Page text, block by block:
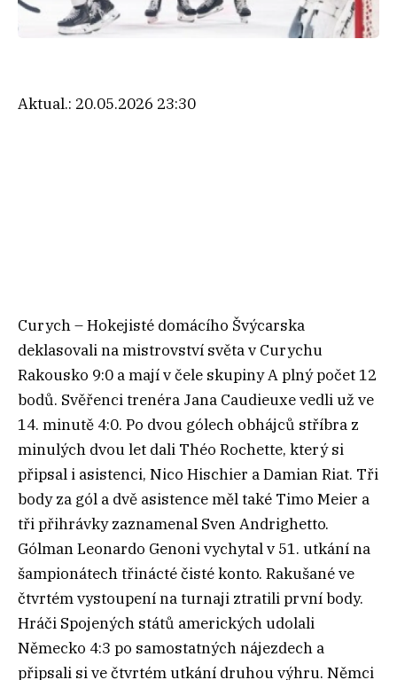
Aktual.: 20.05.2026 23:30
Curych – Hokejisté domácího Švýcarska
deklasovali na mistrovství světa v Curychu
Rakousko 9:0 a mají v čele skupiny A plný počet 12
bodů. Svěřenci trenéra Jana Caudieuxe vedli už ve
14. minutě 4:0. Po dvou gólech obhájců stříbra z
minulých dvou let dali Théo Rochette, který si
připsal i asistenci, Nico Hischier a Damian Riat. Tři
body za gól a dvě asistence měl také Timo Meier a
tři přihrávky zaznamenal Sven Andrighetto.
Gólman Leonardo Genoni vychytal v 51. utkání na
šampionátech třinácté čisté konto. Rakušané ve
čtvrtém vystoupení na turnaji ztratili první body.
Hráči Spojených států amerických udolali
Německo 4:3 po samostatných nájezdech a
připsali si ve čtvrtém utkání druhou výhru. Němci